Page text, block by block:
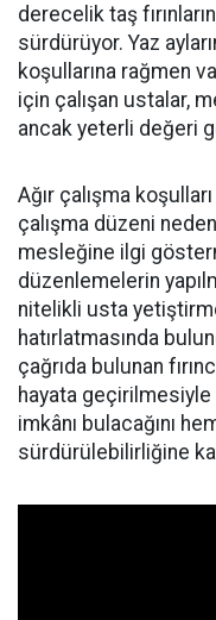
derecelik taş
sürdürüyor. Yaz
koşullarına rağmen
için çalışan ustalar,
ancak yeterli değeri
Ağır çalışma
çalışma düzeni
mesleğine ilgi
düzenlemelerin
nitelikli usta
hatırlatmasında
çağrıda bulunan
hayata geçirilmesiyle
imkânı bulacağını
sürdürülebilirliğine